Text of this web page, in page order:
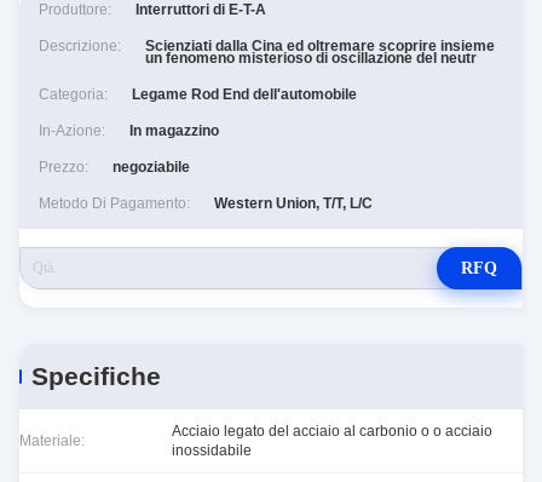
Produttore: Interruttori di E-T-A
Descrizione: Scienziati dalla Cina ed oltremare scoprire insieme
un fenomeno misterioso di oscillazione del neutr
Categoria: Legame Rod End dell'automobile
In-Azione: In magazzino
Prezzo: negoziabile
Metodo Di Pagamento: Western Union, T/T, L/C
RFQ
Specifiche
Materiale:
Acciaio legato del acciaio al carbonio o o acciaio
inossidabile